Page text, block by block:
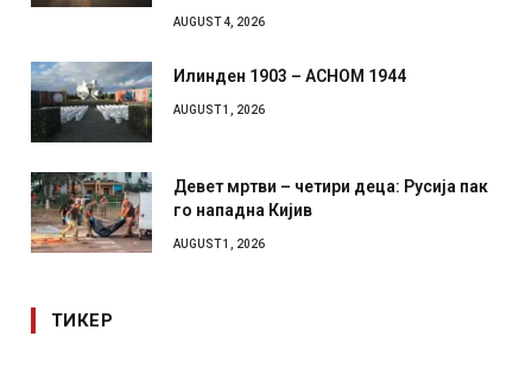
AUGUST 4, 2026
Илинден 1903 – АСНОМ 1944
AUGUST 1, 2026
Девет мртви – четири деца: Русија пак
го нападна Кијив
AUGUST 1, 2026
ТИКЕР